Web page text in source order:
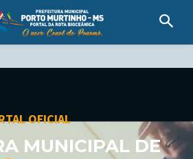
OFICIAL
MUNICIPAL DE